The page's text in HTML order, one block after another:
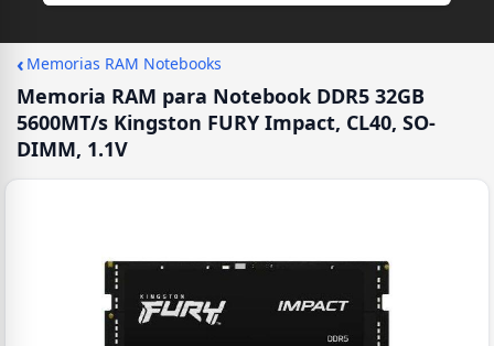
‹ Memorias RAM Notebooks
Memoria RAM para Notebook DDR5 32GB
5600MT/s Kingston FURY Impact, CL40, SO-
DIMM, 1.1V